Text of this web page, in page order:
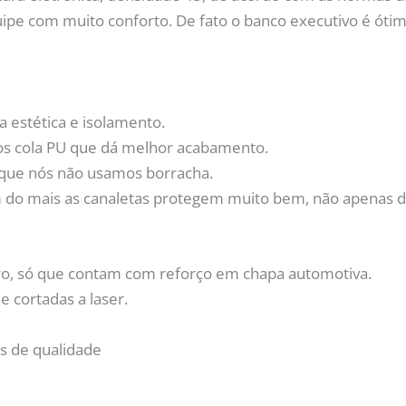
com muito conforto. De fato o banco executivo é
estética e isolamento.
cola PU que dá melhor acabamento.
nós não usamos borracha.
mais as canaletas protegem muito bem, não apenas
só que contam com reforço em chapa automotiva.
cortadas a laser.
de qualidade